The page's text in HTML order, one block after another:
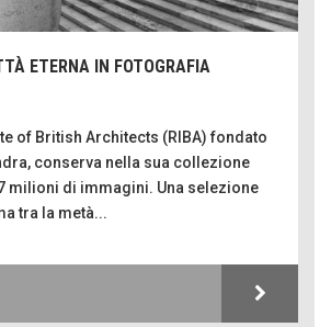
ETERNA IN FOTOGRAFIA
of British Architects (RIBA) fondato
conserva nella sua collezione
milioni di immagini. Una selezione
tra la metà...